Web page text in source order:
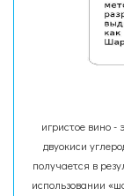
игристое вино -
двуокиси
получается в
использовании